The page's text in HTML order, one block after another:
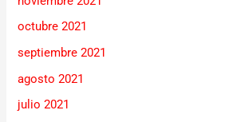
octubre 2021
septiembre 2021
agosto 2021
julio 2021